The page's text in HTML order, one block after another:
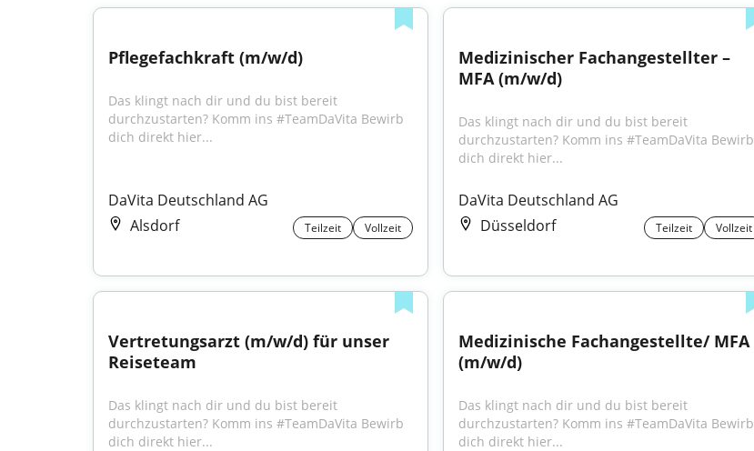
Pflegefachkraft (m/w/d)
Das klingt nach dir und du bist bereit
durchzustarten? Komm ins #TeamDaVita Bewirb
dich direkt hier...
DaVita Deutschland AG
Alsdorf
Teilzeit Vollzeit
Medizinischer Fachangestellter –
MFA (m/w/d)
Das klingt nach dir und du bist bereit
durchzustarten? Komm ins #TeamDaVita Bewirb
dich direkt hier...
DaVita Deutschland AG
Düsseldorf
Teilzeit Vollzeit
Vertretungsarzt (m/w/d) für unser
Reiseteam
Das klingt nach dir und du bist bereit
durchzustarten? Komm ins #TeamDaVita Bewirb
dich direkt hier...
Medizinische Fachangestellte/ MFA
(m/w/d)
Das klingt nach dir und du bist bereit
durchzustarten? Komm ins #TeamDaVita Bewirb
dich direkt hier...